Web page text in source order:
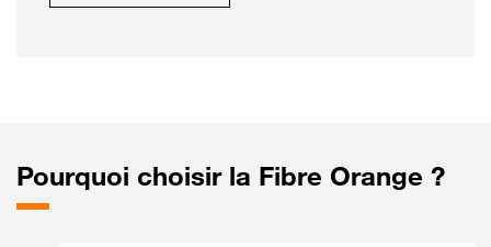
Pourquoi choisir la Fibre Orange ?